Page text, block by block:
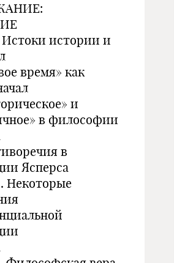
истории и
время» как
и
в философии
в
Ясперса
Некоторые